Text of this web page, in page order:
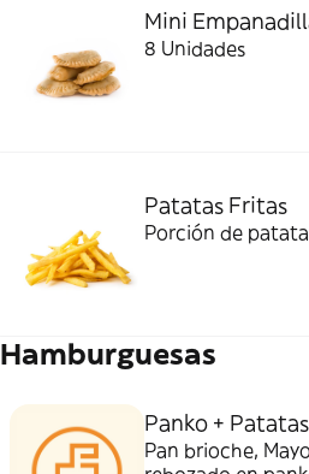
Mini
8 Unidades
Patatas Fritas
Porción de
Hamburguesas
Panko +
Pan brioche,